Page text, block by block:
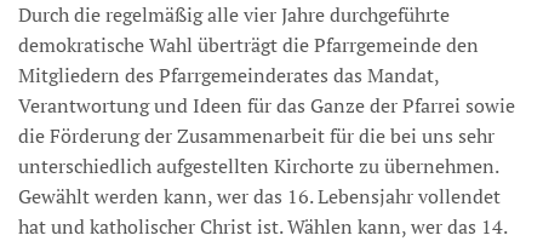
Durch die regelmäßig alle vier Jahre durchgeführte
demokratische Wahl überträgt die Pfarrgemeinde den
Mitgliedern des Pfarrgemeinderates das Mandat,
Verantwortung und Ideen für das Ganze der Pfarrei sowie
die Förderung der Zusammenarbeit für die bei uns sehr
unterschiedlich aufgestellten Kirchorte zu übernehmen.
Gewählt werden kann, wer das 16. Lebensjahr vollendet
hat und katholischer Christ ist. Wählen kann, wer das 14.